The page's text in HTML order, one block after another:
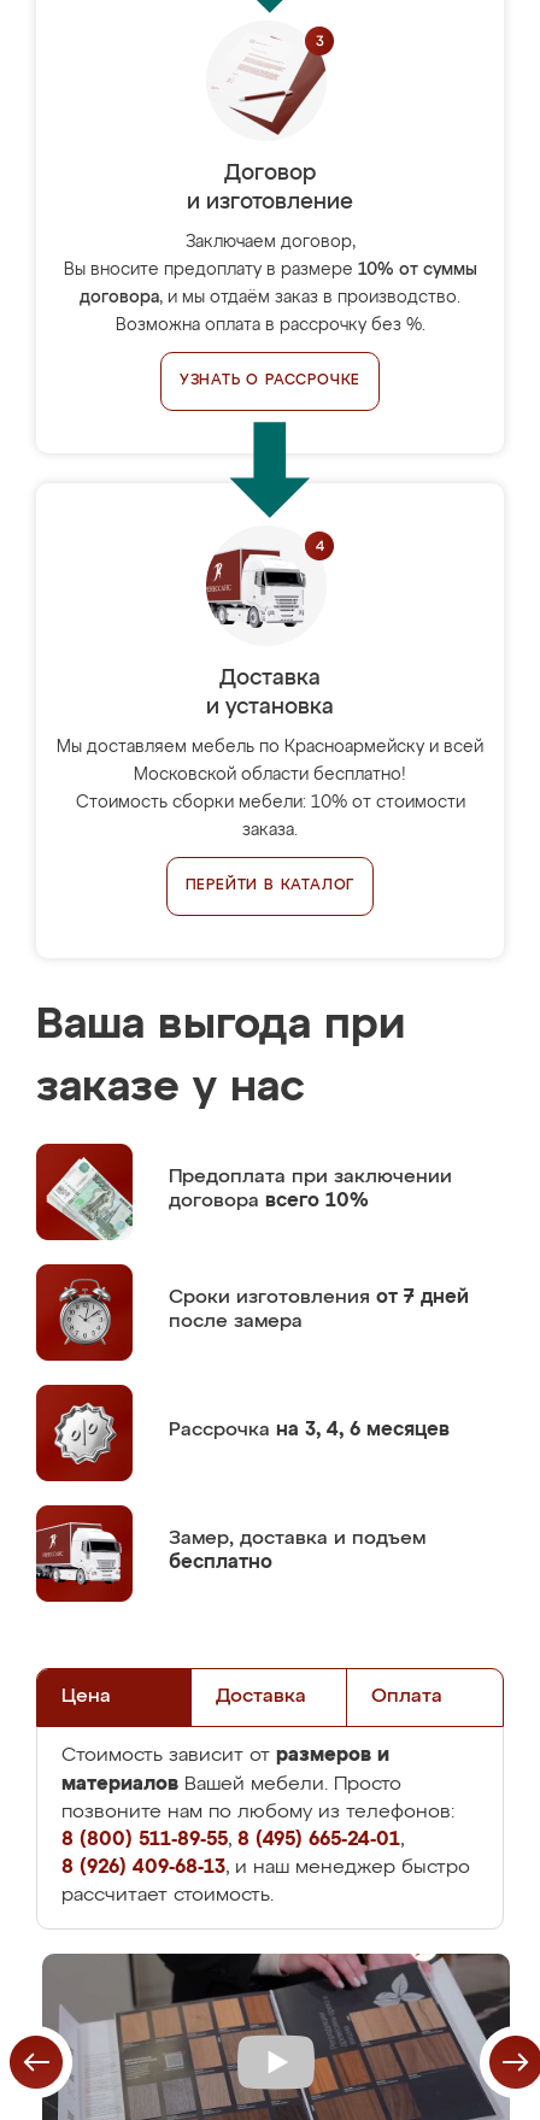
Договор
и изготовление
Заключаем договор,
Вы вносите предоплату в размере 10% от суммы
договора, и мы отдаём заказ в производство.
Возможна оплата в рассрочку без %.
УЗНАТЬ О РАССРОЧКЕ
Доставка
и установка
Мы доставляем мебель по Красноармейску и всей
Московской области бесплатно!
Стоимость сборки мебели: 10% от стоимости
заказа.
ПЕРЕЙТИ В КАТАЛОГ
Ваша выгода при
заказе у нас
Предоплата при заключении
договора всего 10%
Сроки изготовления от 7 дней
после замера
Рассрочка на 3, 4, 6 месяцев
Замер, доставка и подъем
бесплатно
Цена Доставка Оплата
Стоимость зависит от размеров и
материалов Вашей мебели. Просто
позвоните нам по любому из телефонов:
8 (800) 511-89-55, 8 (495) 665-24-01,
8 (926) 409-68-13, и наш менеджер быстро
рассчитает стоимость.